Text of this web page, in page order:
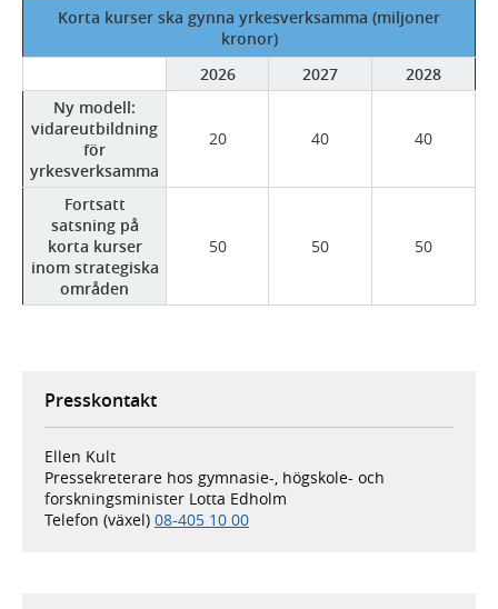
Korta kurser ska gynna yrkesverksamma (miljoner
kronor)
2026
2027
2028
Ny modell:
vidareutbildning
för
yrkesverksamma
20 40 40
Fortsatt
satsning på
korta kurser
inom strategiska
områden
50 50 50
Presskontakt
Ellen Kult
Pressekreterare hos gymnasie-, högskole- och
forskningsminister Lotta Edholm
Telefon (växel) 08-405 10 00